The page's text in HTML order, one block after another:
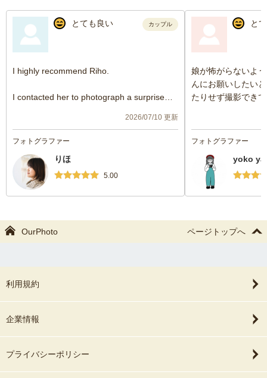
とても良い カップル
I highly recommend Riho.
I contacted her to photograph a surprise
was thoughtful, professional, and attentive
from the very beginning. She
translation tools, suggested suitable
locations, contacted the temple to confirm
permission, and even visited the site in
enough guidance without making the
temple, she contacted the staff, confirmed it
had been found, and helped arrange its
2026/07/10 更新
フォトグラファー
りほ
5.00
と
娘が怖がらないよ
んにお願いしたい
たりせず撮影でき
実際の写真を見せ
納品してもらった
願いして良かった
フォトグラファー
yoko
OurPhoto ページトップへ
利用規約
企業情報
プライバシーポリシー